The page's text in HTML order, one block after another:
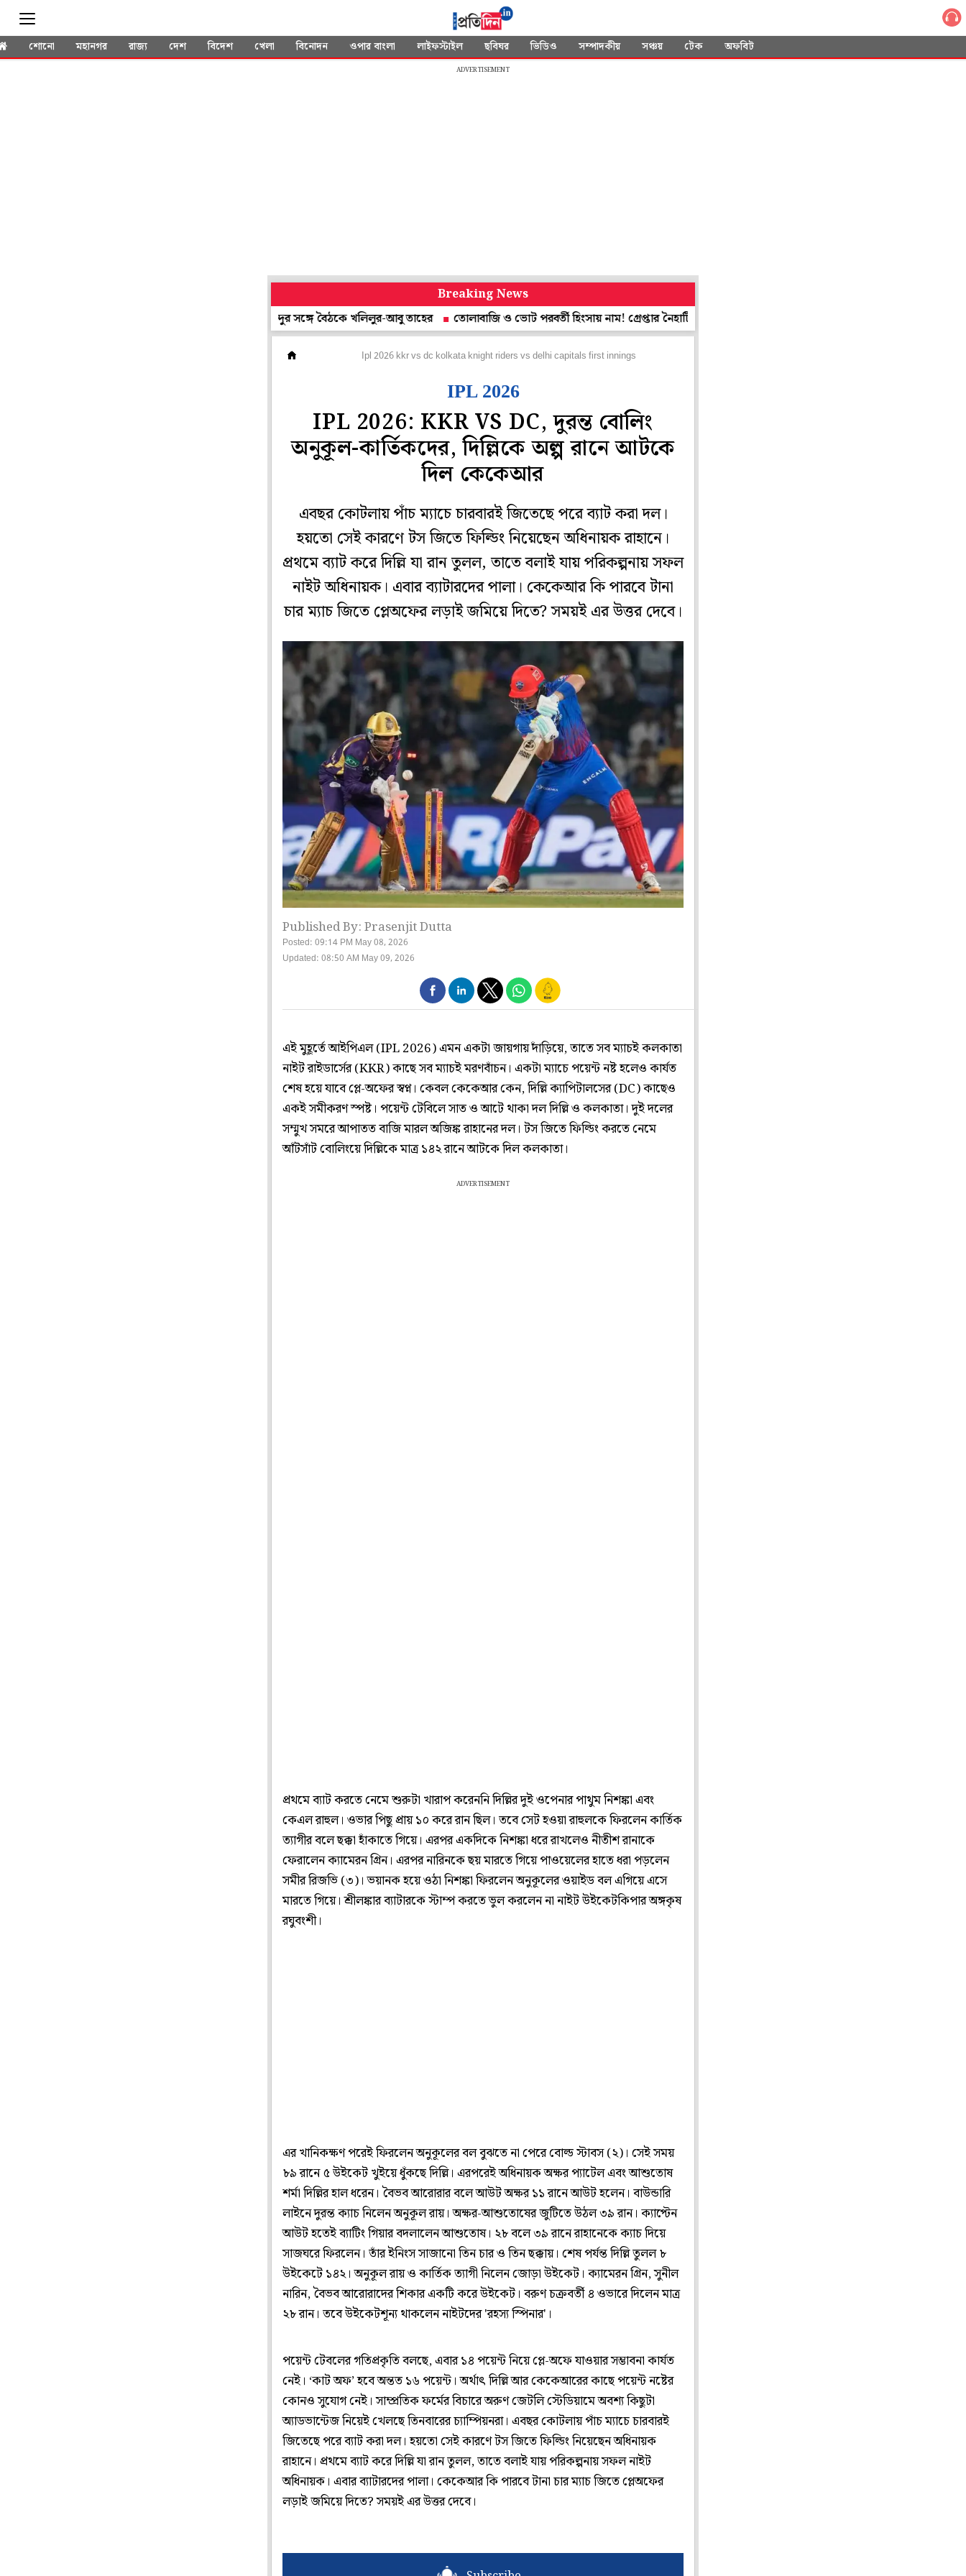
শোনো মহানগর রাজ্য দেশ বিদেশ খেলা বিনোদন ওপার বাংলা লাইফস্টাইল ছবিঘর ভিডিও সম্পাদকীয় সঞ্চয় টেক অফবিট
ADVERTISEMENT
Breaking News
মোদির সঙ্গে ব্রেকফাস্ট, শনি সকালে নবান্নে শুভেন্দুর সঙ্গে বৈঠকে খলিলুর-আবু তাহের
তোলাবাজি ও ভোট পরবর্তী হিংসায় নাম! গ্রেপ্তার নৈহাটির প্রাক্তন তৃণমূল বিধায়ক
Ipl 2026 kkr vs dc kolkata knight riders vs delhi capitals first innings
IPL 2026
IPL 2026: KKR VS DC, দুরন্ত বোলিং
অনুকূল-কার্তিকদের, দিল্লিকে অল্প রানে আটকে
দিল কেকেআর
এবছর কোটলায় পাঁচ ম্যাচে চারবারই জিতেছে পরে ব্যাট করা দল।
হয়তো সেই কারণে টস জিতে ফিল্ডিং নিয়েছেন অধিনায়ক রাহানে।
প্রথমে ব্যাট করে দিল্লি যা রান তুলল, তাতে বলাই যায় পরিকল্পনায় সফল
নাইট অধিনায়ক। এবার ব্যাটারদের পালা। কেকেআর কি পারবে টানা
চার ম্যাচ জিতে প্লেঅফের লড়াই জমিয়ে দিতে? সময়ই এর উত্তর দেবে।
Published By: Prasenjit Dutta
Posted: 09:14 PM May 08, 2026
Updated: 08:50 AM May 09, 2026
এই মুহূর্তে আইপিএল (IPL 2026) এমন একটা জায়গায় দাঁড়িয়ে, তাতে সব ম্যাচই কলকাতা
নাইট রাইডার্সের (KKR) কাছে সব ম্যাচই মরণবাঁচন। একটা ম্যাচে পয়েন্ট নষ্ট হলেও কার্যত
শেষ হয়ে যাবে প্লে-অফের স্বপ্ন। কেবল কেকেআর কেন, দিল্লি ক্যাপিটালসের (DC) কাছেও
একই সমীকরণ স্পষ্ট। পয়েন্ট টেবিলে সাত ও আটে থাকা দল দিল্লি ও কলকাতা। দুই দলের
সম্মুখ সমরে আপাতত বাজি মারল অজিঙ্ক রাহানের দল। টস জিতে ফিল্ডিং করতে নেমে
আঁটসাঁট বোলিংয়ে দিল্লিকে মাত্র ১৪২ রানে আটকে দিল কলকাতা।
ADVERTISEMENT
প্রথমে ব্যাট করতে নেমে শুরুটা খারাপ করেননি দিল্লির দুই ওপেনার পাথুম নিশঙ্কা এবং
কেএল রাহুল। ওভার পিছু প্রায় ১০ করে রান ছিল। তবে সেট হওয়া রাহুলকে ফিরলেন কার্তিক
ত্যাগীর বলে ছক্কা হাঁকাতে গিয়ে। এরপর একদিকে নিশঙ্কা ধরে রাখলেও নীতীশ রানাকে
ফেরালেন ক্যামেরন গ্রিন। এরপর নারিনকে ছয় মারতে গিয়ে পাওয়েলের হাতে ধরা পড়লেন
সমীর রিজভি (৩)। ভয়ানক হয়ে ওঠা নিশঙ্কা ফিরলেন অনুকূলের ওয়াইড বল এগিয়ে এসে
মারতে গিয়ে। শ্রীলঙ্কার ব্যাটারকে স্টাম্প করতে ভুল করলেন না নাইট উইকেটকিপার অঙ্গকৃষ
রঘুবংশী।
এর খানিকক্ষণ পরেই ফিরলেন অনুকূলের বল বুঝতে না পেরে বোল্ড স্টাবস (২)। সেই সময়
৮৯ রানে ৫ উইকেট খুইয়ে ধুঁকছে দিল্লি। এরপরেই অধিনায়ক অক্ষর প্যাটেল এবং আশুতোষ
শর্মা দিল্লির হাল ধরেন। বৈভব আরোরার বলে আউট অক্ষর ১১ রানে আউট হলেন। বাউন্ডারি
লাইনে দুরন্ত ক্যাচ নিলেন অনুকূল রায়। অক্ষর-আশুতোষের জুটিতে উঠল ৩৯ রান। ক্যাপ্টেন
আউট হতেই ব্যাটিং গিয়ার বদলালেন আশুতোষ। ২৮ বলে ৩৯ রানে রাহানেকে ক্যাচ দিয়ে
সাজঘরে ফিরলেন। তাঁর ইনিংস সাজানো তিন চার ও তিন ছক্কায়। শেষ পর্যন্ত দিল্লি তুলল ৮
উইকেটে ১৪২। অনুকূল রায় ও কার্তিক ত্যাগী নিলেন জোড়া উইকেট। ক্যামেরন গ্রিন, সুনীল
নারিন, বৈভব আরোরাদের শিকার একটি করে উইকেট। বরুণ চক্রবর্তী ৪ ওভারে দিলেন মাত্র
২৮ রান। তবে উইকেটশূন্য থাকলেন নাইটদের 'রহস্য স্পিনার'।
পয়েন্ট টেবলের গতিপ্রকৃতি বলছে, এবার ১৪ পয়েন্ট নিয়ে প্লে-অফে যাওয়ার সম্ভাবনা কার্যত
নেই। ‘কাট অফ’ হবে অন্তত ১৬ পয়েন্ট। অর্থাৎ দিল্লি আর কেকেআরের কাছে পয়েন্ট নষ্টের
কোনও সুযোগ নেই। সাম্প্রতিক ফর্মের বিচারে অরুণ জেটলি স্টেডিয়ামে অবশ্য কিছুটা
অ্যাডভান্টেজ নিয়েই খেলছে তিনবারের চ্যাম্পিয়নরা। এবছর কোটলায় পাঁচ ম্যাচে চারবারই
জিতেছে পরে ব্যাট করা দল। হয়তো সেই কারণে টস জিতে ফিল্ডিং নিয়েছেন অধিনায়ক
রাহানে। প্রথমে ব্যাট করে দিল্লি যা রান তুলল, তাতে বলাই যায় পরিকল্পনায় সফল নাইট
অধিনায়ক। এবার ব্যাটারদের পালা। কেকেআর কি পারবে টানা চার ম্যাচ জিতে প্লেঅফের
লড়াই জমিয়ে দিতে? সময়ই এর উত্তর দেবে।